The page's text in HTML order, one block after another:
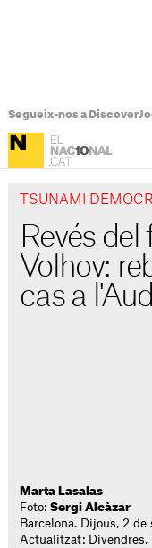
Segueix-nos a Discover
TSUNAMI
Revés del
Volhov:
cas a
Marta Lasalas
Foto:Sergi Alcàzar
Barcelona. Dijous, 2 de
Actualitzat: Divendres,